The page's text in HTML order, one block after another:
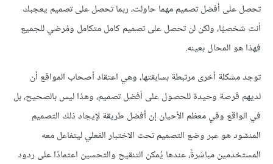
تحصل على أفضل تصميم مهما حاولت، ربما تحصل على تصميم يعجبك
أنت شخصيًا، ولكن لن تحصل على تصميم كامل متكامل ومُرضي للجميع
فهذا هو المحال بعينه.
توجد مشكلة أخرى مرتبطة بسابقتها، وهي اعتقاد أصحاب المواقع أن
لديهم فرصة وحيدة للحصول على أفضل تصميم، وهذا ليس بالصحيح، بل
في الواقع وفي معظم الأحيان إن أفضل طريقة لإيجاد ذلك التصميم
المنشود هو عبر وضع التصميم تحت الاختبار الفعلي ليتفاعل معه
المستخدمين مباشرةً، عندها يُمكن التنقيح والتحسين اعتمادًا على ردود